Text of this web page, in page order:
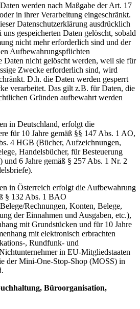
werden nach Maßgabe der Art. 17
in ihrer Verarbeitung eingeschränkt.
Datenschutzerklärung ausdrücklich
gespeicherten Daten gelöscht, sobald
nicht mehr erforderlich sind und der
Aufbewahrungspflichten
Daten nicht gelöscht werden, weil sie für
Zwecke erforderlich sind, wird
D.h. die Daten werden gesperrt
verarbeitet. Das gilt z.B. für Daten, die
Gründen aufbewahrt werden
in Deutschland, erfolgt die
für 10 Jahre gemäß §§ 147 Abs. 1 AO,
4 HGB (Bücher, Aufzeichnungen,
Handelsbücher, für Besteuerung
und 6 Jahre gemäß § 257 Abs. 1 Nr. 2
in Österreich erfolgt die Aufbewahrung
§ 132 Abs. 1 BAO
Rechnungen, Konten, Belege,
der Einnahmen und Ausgaben, etc.),
mit Grundstücken und für 10 Jahre
mit elektronisch erbrachten
, Rundfunk- und
in EU-Mitgliedstaaten
der Mini-One-Stop-Shop (MOSS) in
Büroorganisation,